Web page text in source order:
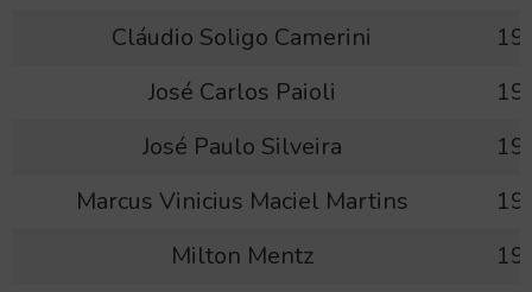
Cláudio Soligo Camerini
José Carlos Paioli
José Paulo Silveira
Marcus Vinicius Maciel Martins
Milton Mentz